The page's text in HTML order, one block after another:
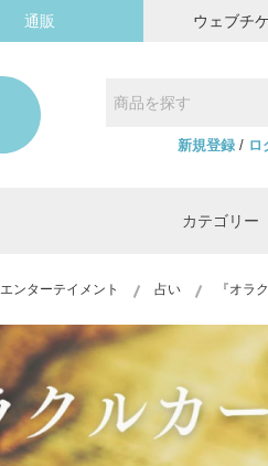
通販 ウェブチ
新規登録/ ロ
カテゴリー
エンターテイメント 占い 『オラ